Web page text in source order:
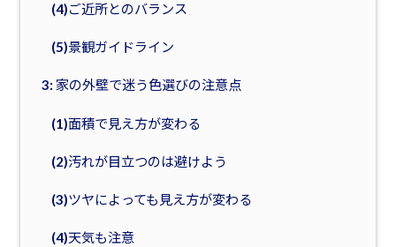
(4)ご近所とのバランス
(5)景観ガイドライン
3: 家の外壁で迷う色選びの注意点
(1)面積で見え方が変わる
(2)汚れが目立つのは避けよう
(3)ツヤによっても見え方が変わる
(4)天気も注意